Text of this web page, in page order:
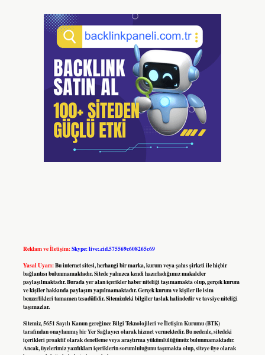
Reklam ve İletişim:Skype: live:.cid.575569c608265c69
Yasal Uyarı:Bu internet sitesi, herhangi bir marka, kurum veya şahıs şirketi ile hiçbir
bağlantısı bulunmamaktadır. Sitede yalnızca kendi hazırladığımız makaleler
paylaşılmaktadır. Burada yer alan içerikler haber niteliği taşımamakta olup, gerçek kurum
ve kişiler hakkında paylaşım yapılmamaktadır. Gerçek kurum ve kişiler ile isim
benzerlikleri tamamen tesadüfidir. Sitemizdeki bilgiler taslak halindedir ve tavsiye niteliği
taşımazlar.
Sitemiz, 5651 Sayılı Kanun gereğince Bilgi Teknolojileri ve İletişim Kurumu (BTK)
tarafından onaylanmış bir Yer Sağlayıcı olarak hizmet vermektedir. Bu nedenle, sitedeki
içerikleri proaktif olarak denetleme veya araştırma yükümlülüğümüz bulunmamaktadır.
Ancak, üyelerimiz yazdıkları içeriklerin sorumluluğunu taşımakta olup, siteye üye olarak